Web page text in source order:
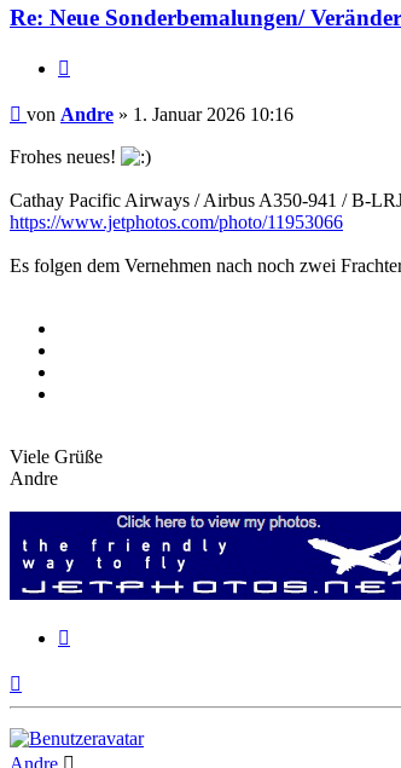
Re: Neue Sonderbemalungen/
Beitrag
von Andre » 1. Januar 2026 10:16
Frohes neues!
Cathay Pacific Airways / Airbus A350-941 / B-
https://www.jetphotos.com/photo/11953066
Es folgen dem Vernehmen nach noch zwei
Viele Grüße
Andre
Andre